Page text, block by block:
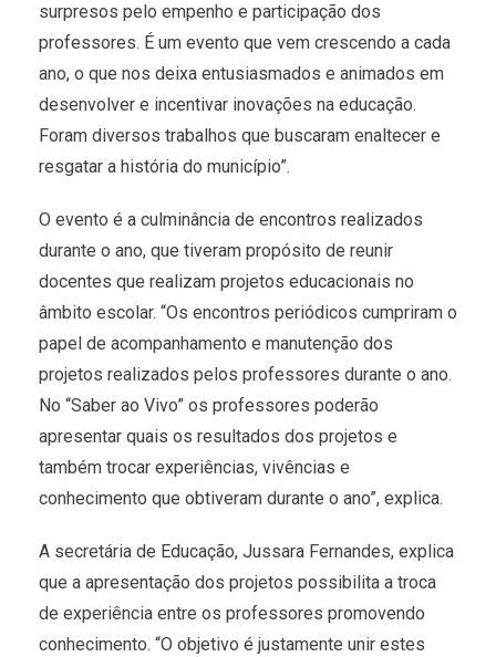
surpresos pelo empenho e participação dos
professores. É um evento que vem crescendo a cada
ano, o que nos deixa entusiasmados e animados em
desenvolver e incentivar inovações na educação.
Foram diversos trabalhos que buscaram enaltecer e
resgatar a história do município”.
O evento é a culminância de encontros realizados
durante o ano, que tiveram propósito de reunir
docentes que realizam projetos educacionais no
âmbito escolar. “Os encontros periódicos cumpriram o
papel de acompanhamento e manutenção dos
projetos realizados pelos professores durante o ano.
No “Saber ao Vivo” os professores poderão
apresentar quais os resultados dos projetos e
também trocar experiências, vivências e
conhecimento que obtiveram durante o ano”, explica.
A secretária de Educação, Jussara Fernandes, explica
que a apresentação dos projetos possibilita a troca
de experiência entre os professores promovendo
conhecimento. “O objetivo é justamente unir estes